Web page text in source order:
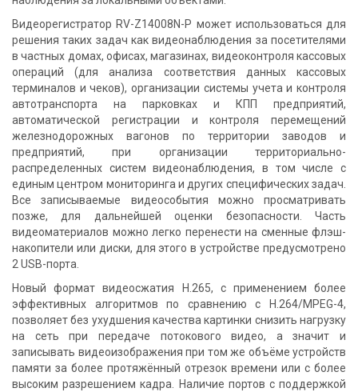
Видеорегистратор RV-Z14008N-P может использоваться для
решения таких задач как видеонаблюдения за посетителями
в частных домах, офисах, магазинах, видеоконтроля кассовых
операций (для анализа соответствия данных кассовых
терминалов и чеков), организации системы учета и контроля
автотранспорта на парковках и КПП предприятий,
автоматической регистрации и контроля перемещений
железнодорожных вагонов по территории заводов и
предприятий, при организации территориально-
распределенных систем видеонаблюдения, в том числе с
единым центром мониторинга и других специфических задач.
Все записываемые видеособытия можно просматривать
позже, для дальнейшей оценки безопасности. Часть
видеоматериалов можно легко перенести на сменные флэш-
накопители или диски, для этого в устройстве предусмотрено
2 USB-порта.
Новый формат видеосжатия H.265, с применением более
эффективных алгоритмов по сравнению с H.264/MPEG-4,
позволяет без ухудшения качества картинки снизить нагрузку
на сеть при передаче потокового видео, а значит и
записывать видеоизображения при том же объёме устройств
памяти за более протяжённый отрезок времени или с более
высоким разрешением кадра. Наличие портов с поддержкой